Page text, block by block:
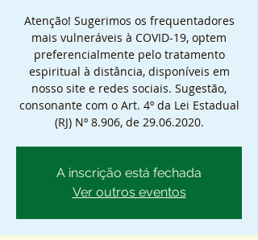
Atenção! Sugerimos os frequentadores
mais vulneráveis à COVID-19, optem
preferencialmente pelo tratamento
espiritual à distância, disponíveis em
nosso site e redes sociais. Sugestão,
consonante com o Art. 4º da Lei Estadual
(RJ) Nº 8.906, de 29.06.2020.
A inscrição está fechada
Ver outros eventos